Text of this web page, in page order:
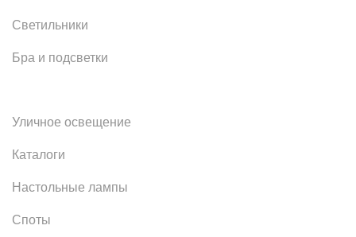
Светильники
Бра и подсветки
Уличное освещение
Каталоги
Настольные лампы
Споты